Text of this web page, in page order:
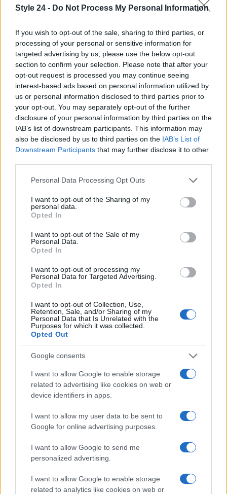
Style 24 - Do Not Process My Personal Information
If you wish to opt-out of the sale, sharing to third parties, or
processing of your personal or sensitive information for
targeted advertising by us, please use the below opt-out
section to confirm your selection. Please note that after your
opt-out request is processed you may continue seeing
interest-based ads based on personal information utilized by
us or personal information disclosed to third parties prior to
your opt-out. You may separately opt-out of the further
disclosure of your personal information by third parties on the
IAB’s list of downstream participants. This information may
also be disclosed by us to third parties on the IAB’s List of
Downstream Participants that may further disclose it to other
Please note that this website/app uses one or more Google
not limited to your visit or usage behaviour. You may click to
grant or deny consent to Google and its third-party tags to
use your data for below specified purposes in below Google
consent section.
Personal Data Processing Opt Outs
I want to opt-out of the Sharing of my
personal data.
Opted In
I want to opt-out of the Sale of my
Personal Data.
Opted In
I want to opt-out of processing my
Personal Data for Targeted Advertising.
Opted In
I want to opt-out of Collection, Use,
Retention, Sale, and/or Sharing of my
Personal Data that Is Unrelated with the
Purposes for which it was collected.
Opted Out
Google consents
I want to allow Google to enable storage
related to advertising like cookies on web or
device identifiers in apps.
I want to allow my user data to be sent to
Google for online advertising purposes.
I want to allow Google to send me
personalized advertising.
I want to allow Google to enable storage
related to analytics like cookies on web or
Per acquistarlo, si deve visitare il sito web ufficiale.
“Barba Plus” non può essere acquistato in
farmacia, erboristeria o presso altri rivenditori. Può
essere acquistato cliccando su “Acquista Ora” e
compilando un breve modulo con dati personali,
trattati nel rispetto della privacy. Dopo aver
compilato il modulo, riceverete una chiamata per
confermare l’ordine.
Il prezzo promozionale del prodotto è 49 € invece
di 82 €, con spedizione gratuita. Il prodotto può
essere pagato con Paypal, carta di credito o
contrassegno. In quest’ultimo caso, il pagamento
AUTORE
Redazione di style24